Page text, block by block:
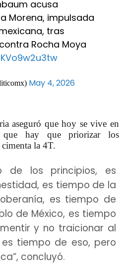
acusa
Morena, impulsada
tras
Rocha Moya
May 4, 2026
aseguró quehoy se vive en
hay que priorizar los
la 4T.
de los principios, es
es tiempo de la
es tiempo de
de México, es tiempo
y no traicionar al
tiempo de eso, pero
concluyó.